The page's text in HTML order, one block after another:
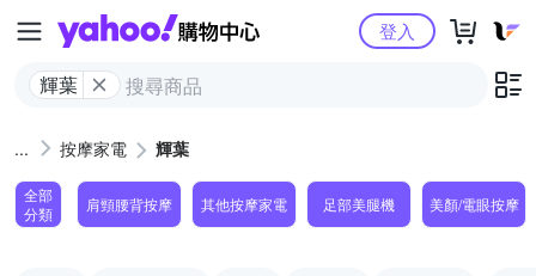
Yahoo購物中心
輝葉
登入
按摩家電 輝葉
全部
分類
肩頸腰背按摩 其他按摩家電 足部美腿機 美顏/電眼按摩